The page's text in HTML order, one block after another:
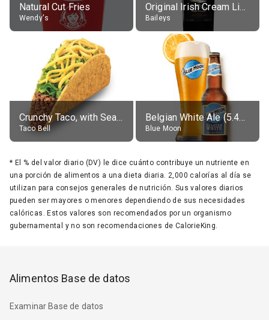
Natural Cut Fries
Wendy's
Original Irish Cream Liqueur (17% alc.)
Baileys
Crunchy Taco, with Seasoned Beef
Taco Bell
Belgian White Ale (5.4% alc.)
Blue Moon
* El % del valor diario (DV) le dice cuánto contribuye un nutriente en
una porción de alimentos a una dieta diaria. 2,000 calorías al día se
utilizan para consejos generales de nutrición. Sus valores diarios
pueden ser mayores o menores dependiendo de sus necesidades
calóricas. Estos valores son recomendados por un organismo
gubernamental y no son recomendaciones de CalorieKing.
Alimentos Base de datos
Examinar Base de datos